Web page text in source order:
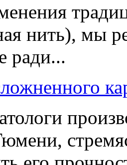
нить), мы
ради...